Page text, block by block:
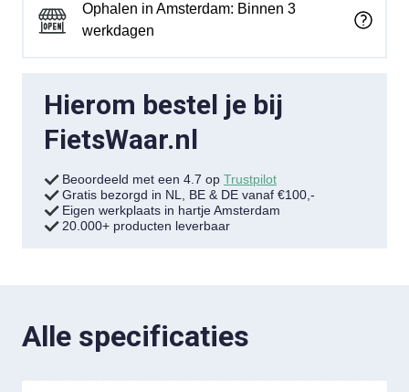
Ophalen in Amsterdam: Binnen 3
werkdagen
Hierom bestel je bij
FietsWaar.nl
Beoordeeld met een 4.7 op Trustpilot
Gratis bezorgd in NL, BE & DE vanaf €100,-
Eigen werkplaats in hartje Amsterdam
20.000+ producten leverbaar
Alle specificaties